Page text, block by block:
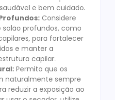
e bem cuidado.
Considere
profundos, como
para fortalecer
e manter a
capilar.
Permita que os
naturalmente sempre
reduzir a exposição ao